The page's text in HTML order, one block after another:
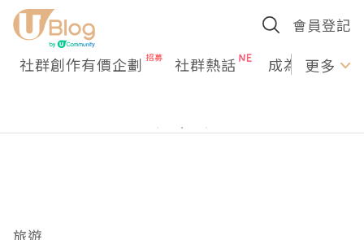
會員登記
社群創作有價企劃 社群熱話 成為U更多
旅遊